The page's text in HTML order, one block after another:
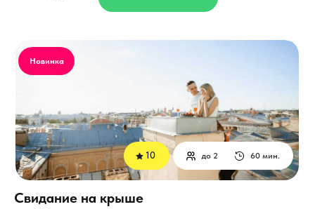
60 мин.
до 2
Новинка
Свидание на крыше
10